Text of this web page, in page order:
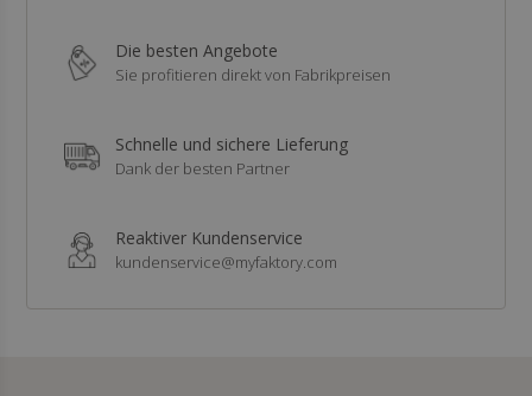
Die besten Angebote
Sie profitieren direkt von Fabrikpreisen
Schnelle und sichere Lieferung
Dank der besten Partner
Reaktiver Kundenservice
kundenservice@myfaktory.com